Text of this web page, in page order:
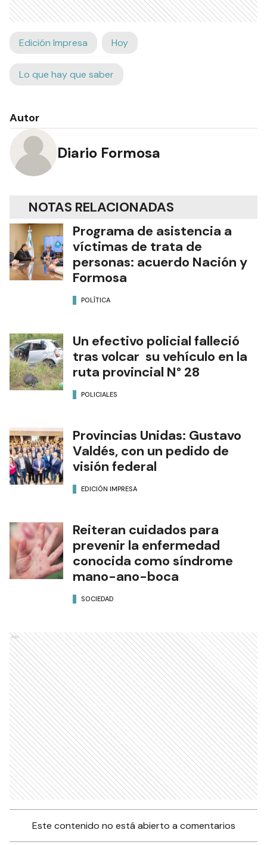
Edición Impresa Hoy
Lo que hay que saber
Autor
Diario Formosa
NOTAS RELACIONADAS
Programa de asistencia a
víctimas de trata de
personas: acuerdo Nación y
Formosa
POLÍTICA
Un efectivo policial falleció
tras volcar su vehículo en la
ruta provincial N° 28
POLICIALES
Provincias Unidas: Gustavo
Valdés, con un pedido de
visión federal
EDICIÓN IMPRESA
Reiteran cuidados para
prevenir la enfermedad
conocida como síndrome
mano-ano-boca
SOCIEDAD
Ads
Este contenido no está abierto a comentarios